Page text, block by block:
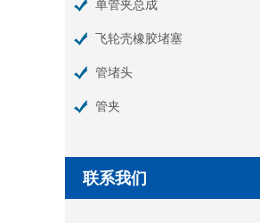
单管夹总成
飞轮壳橡胶堵塞
管堵头
管夹
联系我们